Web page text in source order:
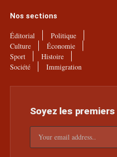
Nos sections
Éditorial
Politique
Culture
Économie
Sport
Histoire
Société
Immigration
Soyez les